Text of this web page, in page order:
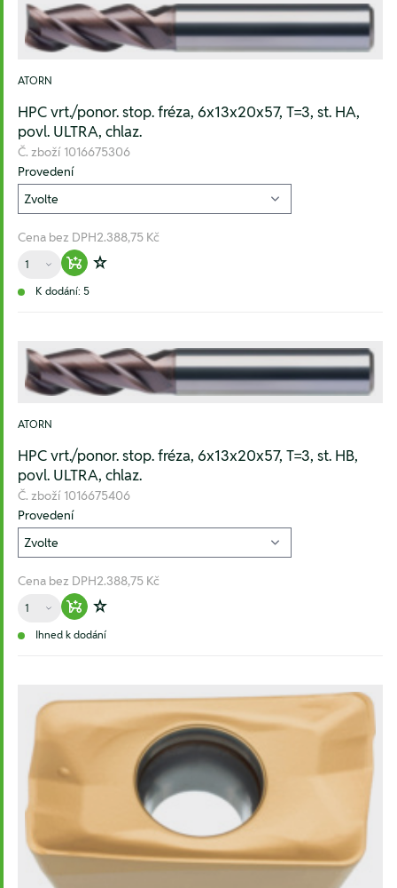
ATORN
HPC vrt./ponor. stop. fréza, 6x13x20x57, T=3, st. HA,
povl. ULTRA, chlaz.
Č. zboží 1016675306
Provedení
Cena bez DPH2.388,75 Kč
Množství
Warenkorb hinzufügen
Zur Wunschliste hinzufügen
K dodání: 5
ATORN
HPC vrt./ponor. stop. fréza, 6x13x20x57, T=3, st. HB,
povl. ULTRA, chlaz.
Č. zboží 1016675406
Provedení
Cena bez DPH2.388,75 Kč
Množství
Warenkorb hinzufügen
Zur Wunschliste hinzufügen
Ihned k dodání